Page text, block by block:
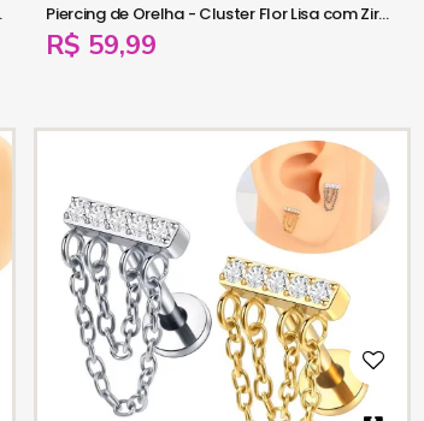
Piercing de Orelha - Cluster Flor Lisa com Zircônias Navete - 6ORE1061
R$ 59,99